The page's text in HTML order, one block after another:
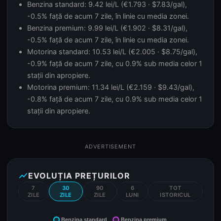
Benzina standard: 9.42 lei/L (€1.793 · $7.83/gal),
-0.5% față de acum 7 zile, în linie cu media zonei.
Benzina premium: 9.99 lei/L (€1.902 · $8.31/gal),
-0.5% față de acum 7 zile, în linie cu media zonei.
Motorina standard: 10.53 lei/L (€2.005 · $8.75/gal),
-0.9% față de acum 7 zile, cu 0.9% sub media celor 1
stații din apropiere.
Motorina premium: 11.34 lei/L (€2.159 · $9.43/gal),
-0.8% față de acum 7 zile, cu 0.9% sub media celor 1
stații din apropiere.
ADVERTISEMENT
show_chartEVOLUȚIA PREȚURILOR
7
ZILE
30
ZILE
90
ZILE
6
LUNI
TOT
ISTORICUL